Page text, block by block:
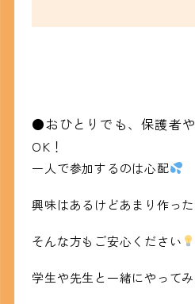
●おひとりでも、保護者
OK！
一人で参加するのは心配
興味はあるけどあまり作っ
そんな方もご安心ください
学生や先生と一緒にやって